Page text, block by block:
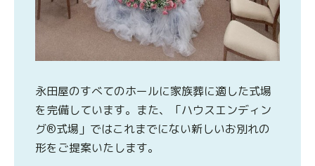
永田屋のすべてのホールに家族葬に適した式場
を完備しています。また、「ハウスエンディン
グ®式場」ではこれまでにない新しいお別れの
形をご提案いたします。